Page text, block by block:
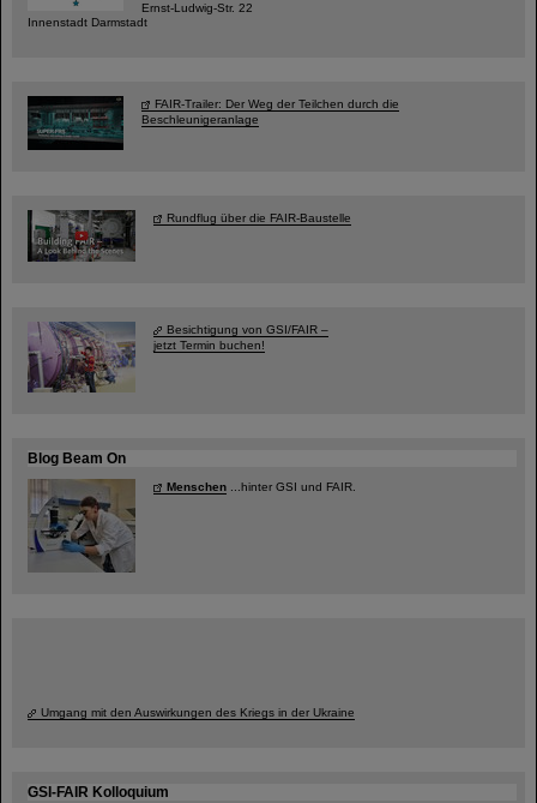
Ernst-Ludwig-Str. 22
Innenstadt Darmstadt
FAIR-Trailer: Der Weg der Teilchen durch die
Beschleunigeranlage
Rundflug über die FAIR-Baustelle
Besichtigung von GSI/FAIR –
jetzt Termin buchen!
Blog Beam On
Menschen ...hinter GSI und FAIR.
Umgang mit den Auswirkungen des Kriegs in der Ukraine
GSI-FAIR Kolloquium